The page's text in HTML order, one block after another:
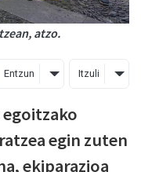
atzo.
Entzun Itzuli
egin zuten
ekiparazioa